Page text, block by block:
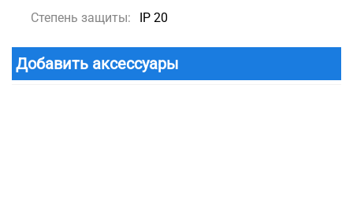
Степень защиты:
IP 20
Добавить аксессуары